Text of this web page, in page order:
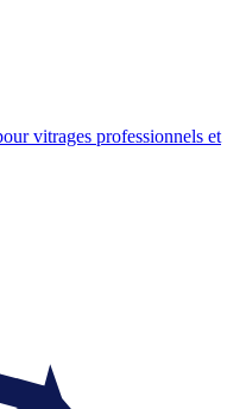
vitrages professionnels et